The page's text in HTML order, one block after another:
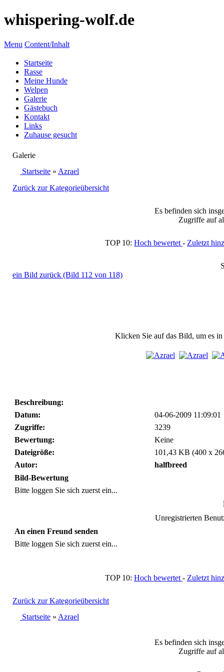
whispering-wolf.de
Menu Content/Inhalt
Startseite
Rasse
Meine Hunde
Welpen
Galerie
Gästebuch
Kontakt
Links
Zuhause gesucht
Galerie
Startseite » Azrael
Zurück zur Kategorieübersicht
Es befinden sich
Zugriffe auf
TOP 10: Hoch bewertet - Zuletzt
ein Bild zurück (Bild 112 von 118)
Klicken Sie auf das Bild, um es
Beschreibung:
Datum:
04-06-2009 11:09:01
Zugriffe:
3239
Bewertung:
Keine
Dateigröße:
101,43 KB (400 x
Autor:
halfbreed
Bild-Bewertung
Bitte loggen Sie sich zuerst ein...
Unregistrierten
An einen Freund senden
Bitte loggen Sie sich zuerst ein...
TOP 10: Hoch bewertet - Zuletzt
Zurück zur Kategorieübersicht
Startseite » Azrael
Es befinden sich
Zugriffe auf